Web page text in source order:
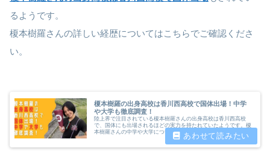
るようです。
榎本樹羅さんの詳しい経歴についてはこちらでご確認くださ
い。
榎本樹羅の出身高校は香川西高校で国体出場！中学
や大学も徹底調査！
陸上界で注目されている榎本樹羅さんの出身高校は香川西高校
で、国体にも出場されるほどの実力を持たれていたようです。榎
本樹羅さんの中学や大学についても調査したいと思います。